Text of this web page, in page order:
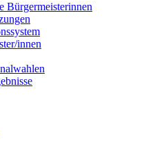
Bürgermeisterinnen
innen